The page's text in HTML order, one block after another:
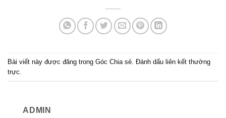
Bài viết này được đăng trong Góc Chia sẻ . Đánh dấu liên kết thường
trực
ADMIN